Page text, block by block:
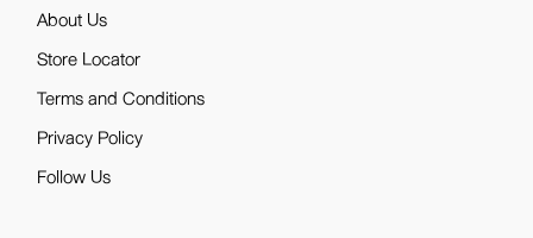
About Us
Store Locator
Terms and Conditions
Privacy Policy
Follow Us